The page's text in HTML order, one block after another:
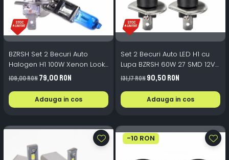
BZRSH Set 2 Becuri Auto
Halogen H1 100W Xenon Look
12V 5000K
109,00 RON79,00 RON
Adauga in cos
Set 2 Becuri Auto LED H1 cu
Lupa BZRSH 60W 27 SMD 12V
6000K
131,17 RON90,50 RON
Adauga in cos
-10 RON